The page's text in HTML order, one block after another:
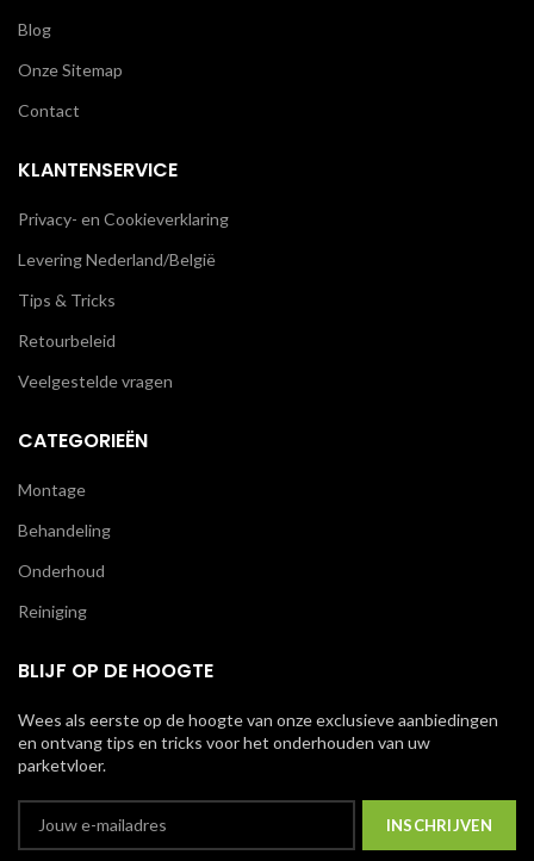
Blog
Onze Sitemap
Contact
KLANTENSERVICE
Privacy- en Cookieverklaring
Levering Nederland/België
Tips & Tricks
Retourbeleid
Veelgestelde vragen
CATEGORIEËN
Montage
Behandeling
Onderhoud
Reiniging
BLIJF OP DE HOOGTE
Wees als eerste op de hoogte van onze exclusieve aanbiedingen
en ontvang tips en tricks voor het onderhouden van uw
parketvloer.